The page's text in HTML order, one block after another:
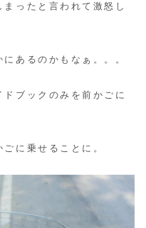
ったと言われて激怒し
あるのかもなぁ。。。
ブックのみを前かごに
に乗せることに。